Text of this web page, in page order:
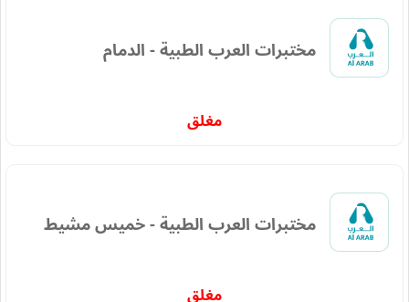
مختبرات العرب الطبية - الدمام
مغلق
مختبرات العرب الطبية - خميس مشيط
مغلق